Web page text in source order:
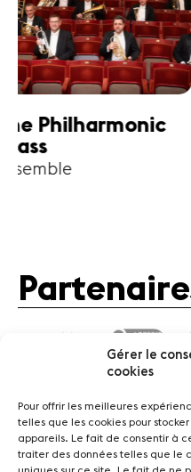
Gérer le
cookies
Pour offrir les meilleures
telles que les cookies pour
appareils. Le fait de consentir à
traiter des données telles que le
Chef
ActualitésConcerts